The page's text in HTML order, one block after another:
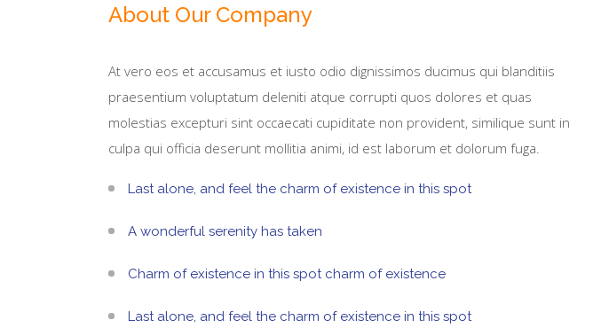
About Our Company
At vero eos et accusamus et iusto odio dignissimos ducimus qui blanditiis
praesentium voluptatum deleniti atque corrupti quos dolores et quas
molestias excepturi sint occaecati cupiditate non provident, similique sunt in
culpa qui officia deserunt mollitia animi, id est laborum et dolorum fuga.
Last alone, and feel the charm of existence in this spot
A wonderful serenity has taken
Charm of existence in this spot charm of existence
Last alone, and feel the charm of existence in this spot